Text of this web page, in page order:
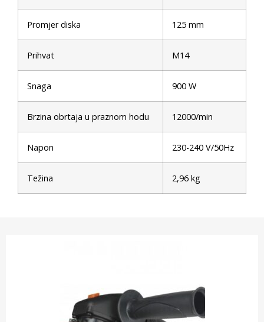
Promjer diska 125 mm
Prihvat M14
Snaga 900 W
Brzina obrtaja u praznom hodu 12000/min
Napon 230-240 V/50Hz
Težina 2,96 kg